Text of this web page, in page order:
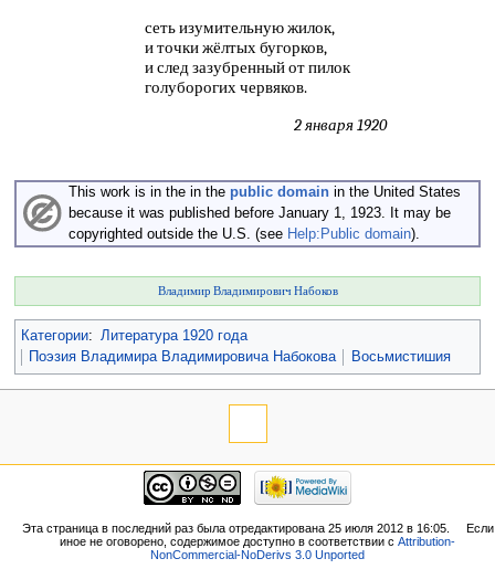
сеть изумительную жилок,
и точки жёлтых бугорков,
и след зазубренный от пилок
голуборогих червяков.
2 января 1920
This work is in the in the public domain in the United States
because it was published before January 1, 1923. It may be
copyrighted outside the U.S. (see Help:Public domain).
Владимир Владимирович Набоков
Категории: Литература 1920 года
Поэзия Владимира Владимировича Набокова
Восьмистишия
Эта страница в последний раз была отредактирована 25 июля 2012 в 16:05.
Если
иное не оговорено, содержимое доступно в соответствии сAttribution-
NonCommercial-NoDerivs 3.0 Unported